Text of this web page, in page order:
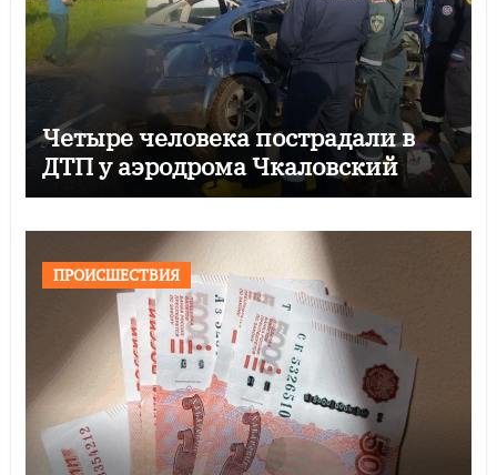
Четыре человека пострадали в
ДТП у аэродрома Чкаловский
ПРОИСШЕСТВИЯ